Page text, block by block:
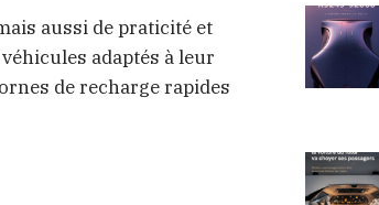
aussi de praticité et
adaptés à leur
de recharge rapides